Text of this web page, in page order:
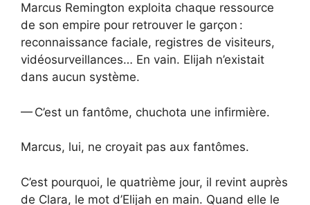
Marcus Remington exploita chaque ressource
de son empire pour retrouver le garçon :
reconnaissance faciale, registres de visiteurs,
vidéosurveillances… En vain. Elijah n’existait
dans aucun système.
— C’est un fantôme, chuchota une infirmière.
Marcus, lui, ne croyait pas aux fantômes.
C’est pourquoi, le quatrième jour, il revint auprès
de Clara, le mot d’Elijah en main. Quand elle le